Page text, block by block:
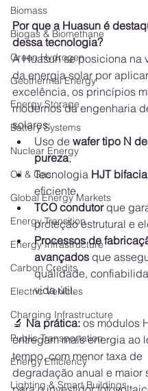
Biomass
Biogas & Biomethane
Green Hydrogen
Geothermal Energy
Energy Storage
Battery Systems
Nuclear Energy
Oil & Gas
Global Energy Markets
Energy Transition
Energy Infrastructure
Carbon Credits
Electric Vehicles
Charging Infrastructure
Public Transportation
Energy Efficiency
Lighting & Smart Buildings
Por que a Huasun é
dessa tecnologia?
A Huasun se posiciona na
da energia solar por
excelência, os princípios
modernos da engenharia
solares:
Uso de wafer tipo N
pureza,
Tecnologia HJT
eficiente,
TCO condutor que
proteção estrutural e
Processos de
avançados que
qualidade,
vida útil.
🔬 Na prática: os módulos
entregam mais energia ao
tempo, com menor taxa de
degradação anual e maior